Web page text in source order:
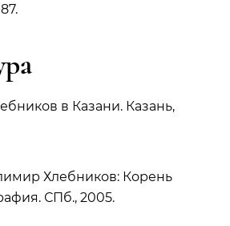
в Казани. Казань,
Хлебников: Корень
СПб., 2005.